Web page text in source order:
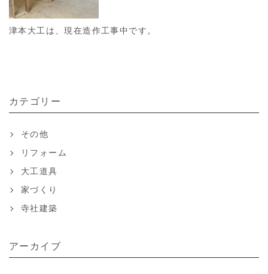
津本大工は、現在造作工事中です。
カテゴリー
その他
リフォーム
大工道具
家づくり
寺社建築
アーカイブ